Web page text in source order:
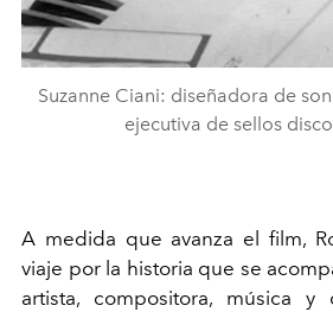
Suzanne Ciani: diseñadora de
ejecutiva de sellos
A medida que avanza el film,
viaje por la historia que se
artista, compositora, música